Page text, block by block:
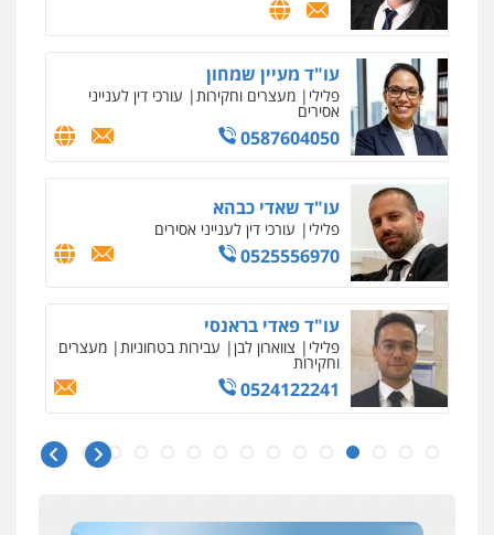
עו"ד מעיין שמחון
פלילי מעצרים וחקירות עורכי דין לענייני
אסירים
0587604050
עו"ד שאדי כבהא
פלילי עורכי דין לענייני אסירים
0525556970
עו"ד פאדי בראנסי
פלילי צווארון לבן עבירות בטחוניות מעצרים
וחקירות
0524122241
עו"ד אלינור טל
עתירות
ניר קידר – צלם
0504578527
רונן הלל – מוניטין